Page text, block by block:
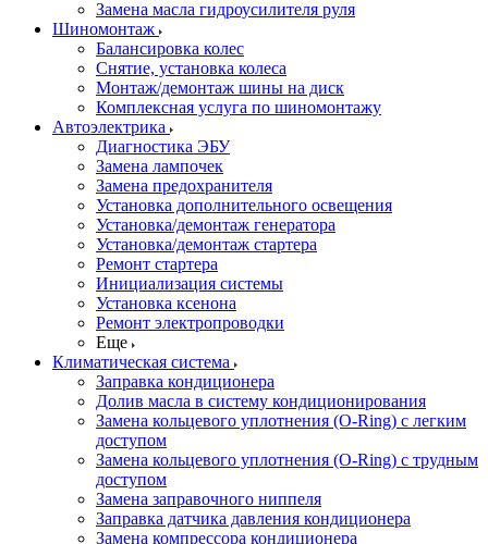
Замена масла гидроусилителя руля
Шиномонтаж
Балансировка колес
Снятие, установка колеса
Монтаж/демонтаж шины на диск
Комплексная услуга по шиномонтажу
Автоэлектрика
Диагностика ЭБУ
Замена лампочек
Замена предохранителя
Установка дополнительного освещения
Установка/демонтаж генератора
Установка/демонтаж стартера
Ремонт стартера
Инициализация системы
Установка ксенона
Ремонт электропроводки
Еще
Климатическая система
Заправка кондиционера
Долив масла в систему кондиционирования
Замена кольцевого уплотнения (O-Ring) с легким
доступом
Замена кольцевого уплотнения (O-Ring) с трудным
доступом
Замена заправочного ниппеля
Заправка датчика давления кондиционера
Замена компрессора кондиционера